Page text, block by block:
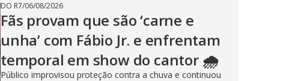
DO R7/06/08/2026
Fãs provam que são ‘carne e
unha’ com Fábio Jr. e enfrentam
temporal em show do cantor 🌧️
Público improvisou proteção contra a chuva e continuou